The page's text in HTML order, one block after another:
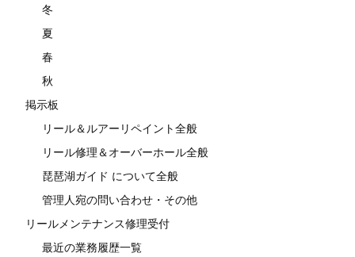
冬
夏
春
秋
掲示板
リール＆ルアーリペイント全般
リール修理＆オーバーホール全般
琵琶湖ガイド について全般
管理人宛の問い合わせ・その他
リールメンテナンス修理受付
最近の業務履歴一覧